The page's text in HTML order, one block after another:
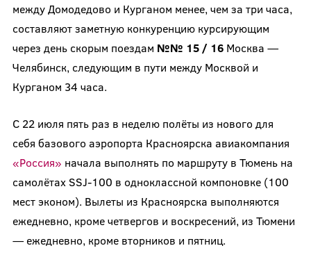
между Домодедово и Курганом менее, чем за три часа,
составляют заметную конкуренцию курсирующим
через день скорым поездам №№ 15 / 16 Москва —
Челябинск, следующим в пути между Москвой и
Курганом 34 часа.
С 22 июля пять раз в неделю полёты из нового для
себя базового аэропорта Красноярска авиакомпания
«Россия» начала выполнять по маршруту в Тюмень на
самолётах SSJ-100 в одноклассной компоновке (100
мест эконом). Вылеты из Красноярска выполняются
ежедневно, кроме четвергов и воскресений, из Тюмени
— ежедневно, кроме вторников и пятниц.